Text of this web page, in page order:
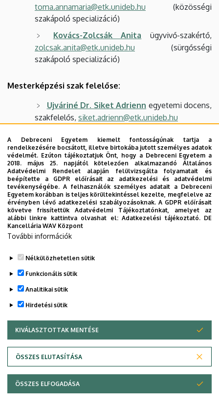
toma.annamaria@etk.unideb.hu (közösségi
szakápoló specializáció)
Kovács-Zolcsák Anita ügyvivő-szakértő,
zolcsak.anita@etk.unideb.hu (sürgősségi
szakápoló specializáció)
Mesterképzési szak felelőse:
Ujváriné Dr. Siket Adrienn egyetemi docens,
szakfelelős, siket.adrienn@etk.unideb.hu
Konzultációs rend
Képzési program
Képzési és kimeneti követelmény
Archívum
Legutóbbi frissítés:
Adatvédelem
Copyright © 2026 Unideb
A Debreceni Egyetem kiemelt fontosságúnak tartja a
rendelkezésére bocsátott, illetve birtokába jutott személyes adatok
védelmét. Ezúton tájékoztatjuk Önt, hogy a Debreceni Egyetem a
2018. május 25. napjától kötelezően alkalmazandó Általános
Adatvédelmi Rendelet alapján felülvizsgálta folyamatait és
beépítette a GDPR előírásait az adatkezelési és adatvédelmi
tevékenységébe. A felhasználók személyes adatait a Debreceni
Egyetem korábban is teljes körültekintéssel kezelte, megfelelve az
érvényben lévő adatkezelési szabályozásoknak. A GDPR előírásait
követve frissítettük Adatvédelmi Tájékoztatónkat, amelyet az
alábbi linkre kattintva olvashat el:Adatkezelési tájékoztató. DE
Kancellária WAV Központ
További információk
Nélkülözhetetlen sütik
Funkcionális sütik
Analitikai sütik
Hirdetési sütik
KIVÁLASZTOTTAK MENTÉSE
ÖSSZES ELUTASÍTÁSA
WITHDRAW CONSENT
ÖSSZES ELFOGADÁSA